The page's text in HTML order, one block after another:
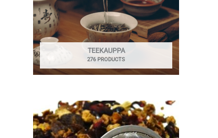
TEEKAUPPA
276 PRODUCTS